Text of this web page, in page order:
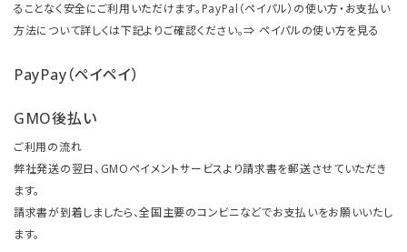
ることなく安全にご利用いただけます。PayPal（ペイパル）の使い方・お支払い
方法について詳しくは下記よりご確認ください。⇒ ペイパルの使い方を見る
PayPay（ペイペイ）
GMO後払い
ご利用の流れ
弊社発送の翌日、GMOペイメントサービスより請求書を郵送させていただき
ます。
請求書が到着しましたら、全国主要のコンビニなどでお支払いをお願いいたし
ます。